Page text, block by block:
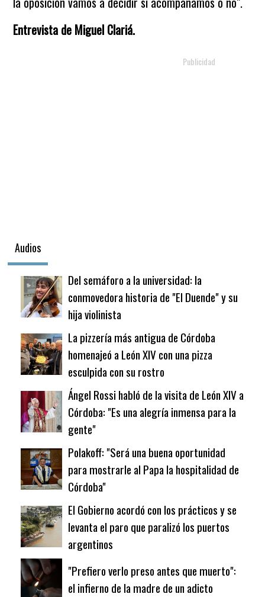
Entrevista de Miguel Clariá.
Audios
Del semáforo a la universidad: la
conmovedora historia de "El Duende" y su
hija violinista
La pizzería más antigua de Córdoba
homenajeó a León XIV con una pizza
esculpida con su rostro
Ángel Rossi habló de la visita de León XIV a
Córdoba: "Es una alegría inmensa para la
gente"
Polakoff: "Será una buena oportunidad
para mostrarle al Papa la hospitalidad de
Córdoba"
El Gobierno acordó con los prácticos y se
levanta el paro que paralizó los puertos
argentinos
"Prefiero verlo preso antes que muerto":
el infierno de la madre de un adicto